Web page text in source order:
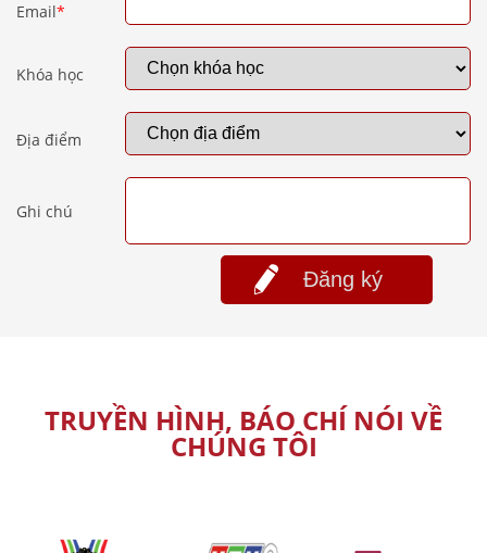
Email*
Khóa học
Địa điểm
Ghi chú
Đăng ký
TRUYỀN HÌNH, BÁO CHÍ NÓI VỀ
CHÚNG TÔI